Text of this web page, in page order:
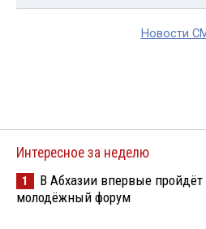
Новости
Интересное за неделю
1
В Абхазии впервые
молодёжный форум